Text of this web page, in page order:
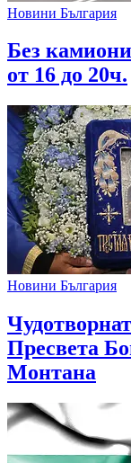
Новини България
Без
от 16 до 20ч.
Новини България
Пресвета
Монтана